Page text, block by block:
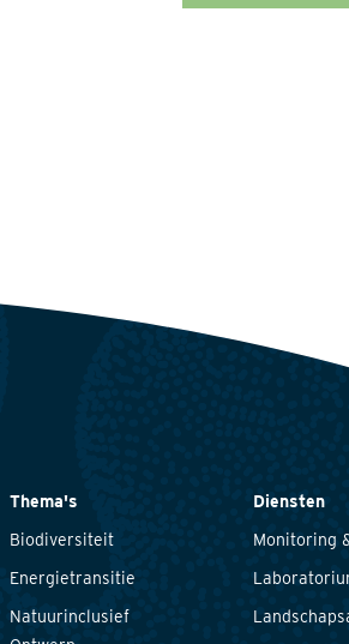
Thema's
Biodiversiteit
Energietransitie
Natuurinclusief
Diensten
Monitoring